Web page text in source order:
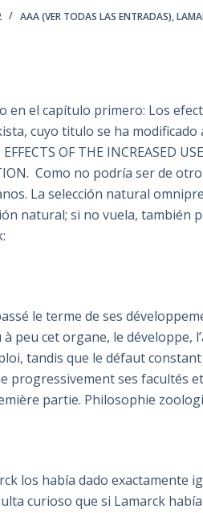
AAA (VER TODAS LAS ENTRADAS),
en el capítulo primero: Los
cuyo titulo se ha
OF THE INCREASED
Como no podría ser de
La selección natural
natural; si no vuela, también
le terme de ses
peu cet organe, le développe,
tandis que le défaut constant
progressivement ses facultés
partie. Philosophie
los había dado exactamente
curioso que si Lamarck